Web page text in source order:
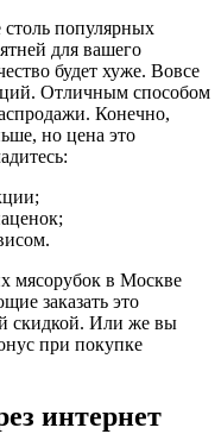
популярных
для вашего
будет хуже. Вовсе
Отличным способом
Конечно,
но цена это
мясорубок в Москве
заказать это
скидкой. Или же вы
при покупке
интернет